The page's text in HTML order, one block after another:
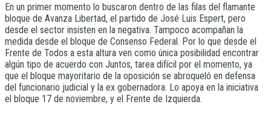
En un primer momento lo buscaron dentro de las filas del flamante
bloque de Avanza Libertad, el partido de José Luis Espert, pero
desde el sector insisten en la negativa. Tampoco acompañan la
medida desde el bloque de Consenso Federal. Por lo que desde el
Frente de Todos a esta altura ven como única posibilidad encontrar
algún tipo de acuerdo con Juntos, tarea difícil por el momento, ya
que el bloque mayoritario de la oposición se abroqueló en defensa
del funcionario judicial y la ex gobernadora. Lo apoya en la iniciativa
el bloque 17 de noviembre, y el Frente de Izquierda.